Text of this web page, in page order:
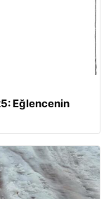
Eğlencenin